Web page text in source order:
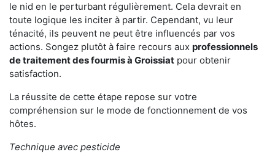
le nid en le perturbant régulièrement. Cela devrait en
toute logique les inciter à partir. Cependant, vu leur
ténacité, ils peuvent ne peut être influencés par vos
actions. Songez plutôt à faire recours aux professionnels
de traitement des fourmis à Groissiat pour obtenir
satisfaction.
La réussite de cette étape repose sur votre
compréhension sur le mode de fonctionnement de vos
hôtes.
Technique avec pesticide